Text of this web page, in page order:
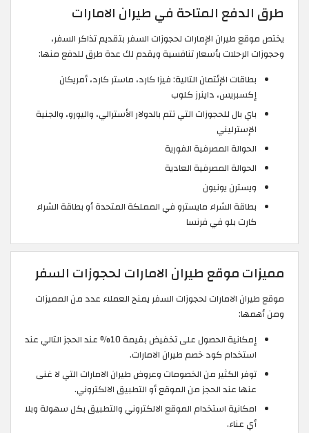
طرق الدفع المتاحة في طيران الامارات
يختص موقع طيران الإمارات لحجوزات السفر بتقديم تذاكر السفر،
وحجوزات الرحلات بأسعار تنافسية ويقدم لك عدة طرق للدفع منها:
بطاقات الإئتمان التالية: فيزا كارد، ماستر كارد، أمريكان
إكسبريس، داينرز كلوب
باي بال للحجوزات التي تتم بالدولار الأسترالي، واليورو، والجنية
الإسترليني
الحوالة المصرفية الفورية
الحوالة المصرفية العادية
ويسترن يونيون
بطاقة الشراء مايسترو في المملكة المتحدة أو بطاقة الشراء
كارت بلو في فرنسا
مميزات موقع طيران الامارات لحجوزات السفر
موقع طيران الامارات لحجوزات السفر يمنح العملاء عدد من المميزات
ومن أهمها:
إمكانية الحصول على تخفيض بقيمة 10% عند الحجز التالي عند
استخدام كود خصم طيران الامارات.
توفر الكثير من الخصومات وعروض طيران الامارات التي لا غنى
عنها عند الحجز من الموقع أو التطبيق الالكتروني.
امكانية استخدام الموقع الالكتروني والتطبيق بكل سهولة وبلا
أي عناء.